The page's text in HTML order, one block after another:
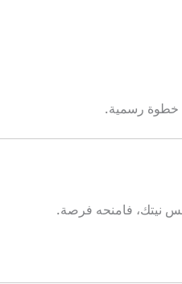
خطوة رسمية.
نيتك، فامنحه فرصة.